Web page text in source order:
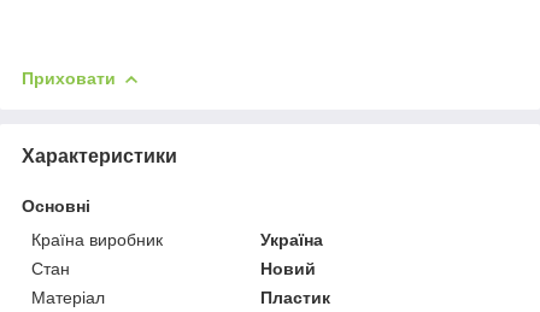
Приховати
Характеристики
Основні
Країна виробник
Україна
Стан
Новий
Матеріал
Пластик